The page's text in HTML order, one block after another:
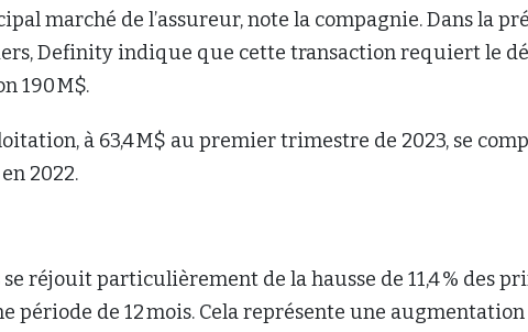
marché de l’assureur, note la compagnie. Dans la
Definity indique que cette transaction requiert le
190 M$.
à 63,4 M$ au premier trimestre de 2023, se
2022.
se réjouit particulièrement de la hausse de 11,4 % des
période de 12 mois. Cela représente une augmentation